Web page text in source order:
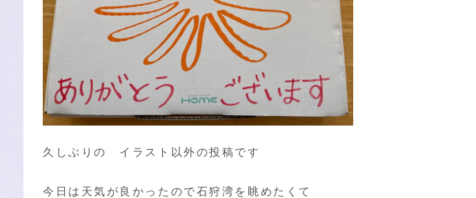
久しぶりの イラスト以外の投稿です
今日は天気が良かったので石狩湾を眺めたくて